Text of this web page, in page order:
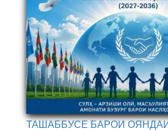
ТАШАББУСЕ БАРОИ